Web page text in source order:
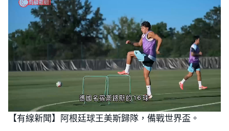
U
n
m
u
L
o
a
d
【有線新聞】阿根廷球王美斯歸隊，備戰世界盃。